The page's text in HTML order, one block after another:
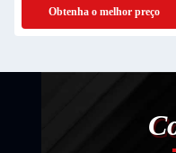
Obtenha o melhor preço